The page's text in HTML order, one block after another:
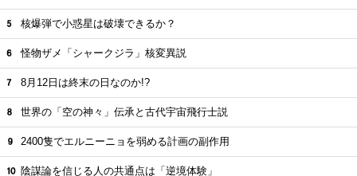
核爆弾で小惑星は破壊できるか？
怪物ザメ「シャークジラ」核変異説
8月12日は終末の日なのか!?
世界の「空の神々」伝承と古代宇宙飛行士説
2400隻でエルニーニョを弱める計画の副作用
陰謀論を信じる人の共通点は「逆境体験」